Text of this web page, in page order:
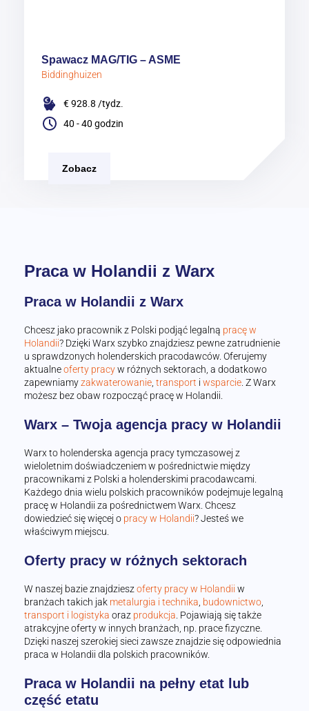
Spawacz MAG/TIG – ASME
Biddinghuizen
€ 928.8 /tydz.
40 - 40 godzin
Zobacz
Praca w Holandii z Warx
Praca w Holandii z Warx
Chcesz jako pracownik z Polski podjąć legalną pracę w
Holandii? Dzięki Warx szybko znajdziesz pewne zatrudnienie
u sprawdzonych holenderskich pracodawców. Oferujemy
aktualneoferty pracyw różnych sektorach, a dodatkowo
zapewniamyzakwaterowanie, transport i wsparcie. Z Warx
możesz bez obaw rozpocząć pracę w Holandii.
Warx – Twoja agencja pracy w Holandii
Warx to holenderska agencja pracy tymczasowej z
wieloletnim doświadczeniem w pośrednictwie między
pracownikami z Polski a holenderskimi pracodawcami.
Każdego dnia wielu polskich pracowników podejmuje legalną
pracę w Holandii za pośrednictwem Warx. Chcesz
dowiedzieć się więcej o pracy w Holandii? Jesteś we
właściwym miejscu.
Oferty pracy w różnych sektorach
W naszej bazie znajdzieszoferty pracy w Holandii w
branżach takich jak metalurgia i technika, budownictwo,
transport i logistyka oraz produkcja. Pojawiają się także
atrakcyjne oferty w innych branżach, np. prace fizyczne.
Dzięki naszej szerokiej sieci zawsze znajdzie się odpowiednia
praca w Holandii dla polskich pracowników.
Praca w Holandii na pełny etat lub
część etatu